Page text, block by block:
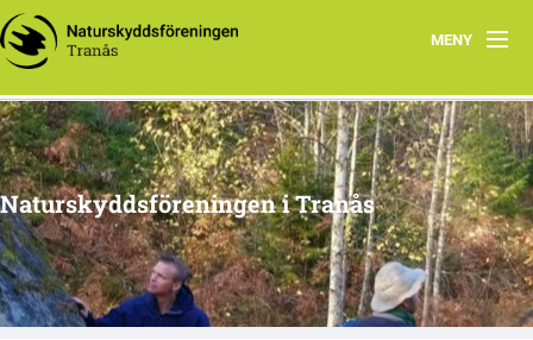
MENY
Hem
Om oss
Arkiv
Projekt
Naturskyddsföreningen i Tranås